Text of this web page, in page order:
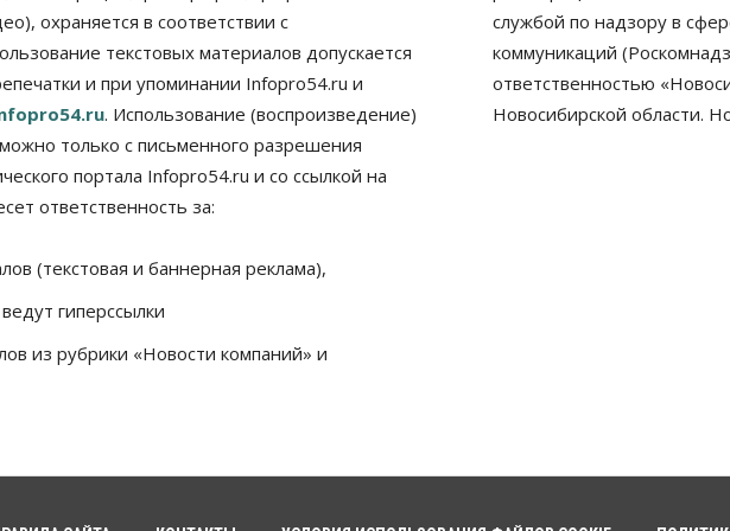
охраняется в соответствии с
текстовых материалов допускается
и при упоминании Infopro54.ru и
. Использование (воспроизведение)
только с письменного разрешения
портала Infopro54.ru и со ссылкой на
ответственность за:
(текстовая и баннерная реклама),
гиперссылки
из рубрики «Новости компаний» и
службой по надзору в
коммуникаций
ответственностью
Новосибирской области.